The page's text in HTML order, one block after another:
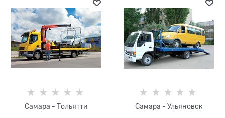
Самара - Тольятти Самара - Ульяновск